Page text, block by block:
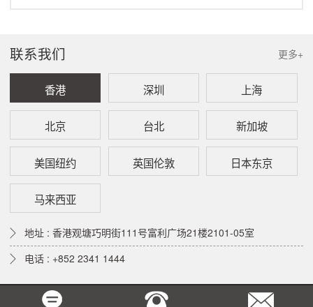
更多+
联系我们
香港 深圳 上海
北京 台北 新加坡
美国纽约 英国伦敦 日本东京
马来西亚
地址 : 香港观塘巧明街111号富利广场21楼2101-05室
电话 : +852 2341 1444